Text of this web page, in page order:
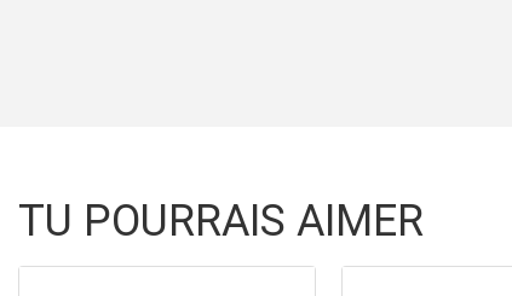
TU POURRAIS AIMER